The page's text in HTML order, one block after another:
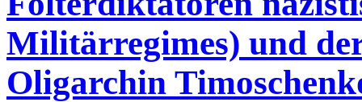
Militärregimes) und
Oligarchin